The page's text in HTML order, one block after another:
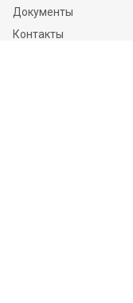
Документы
Контакты